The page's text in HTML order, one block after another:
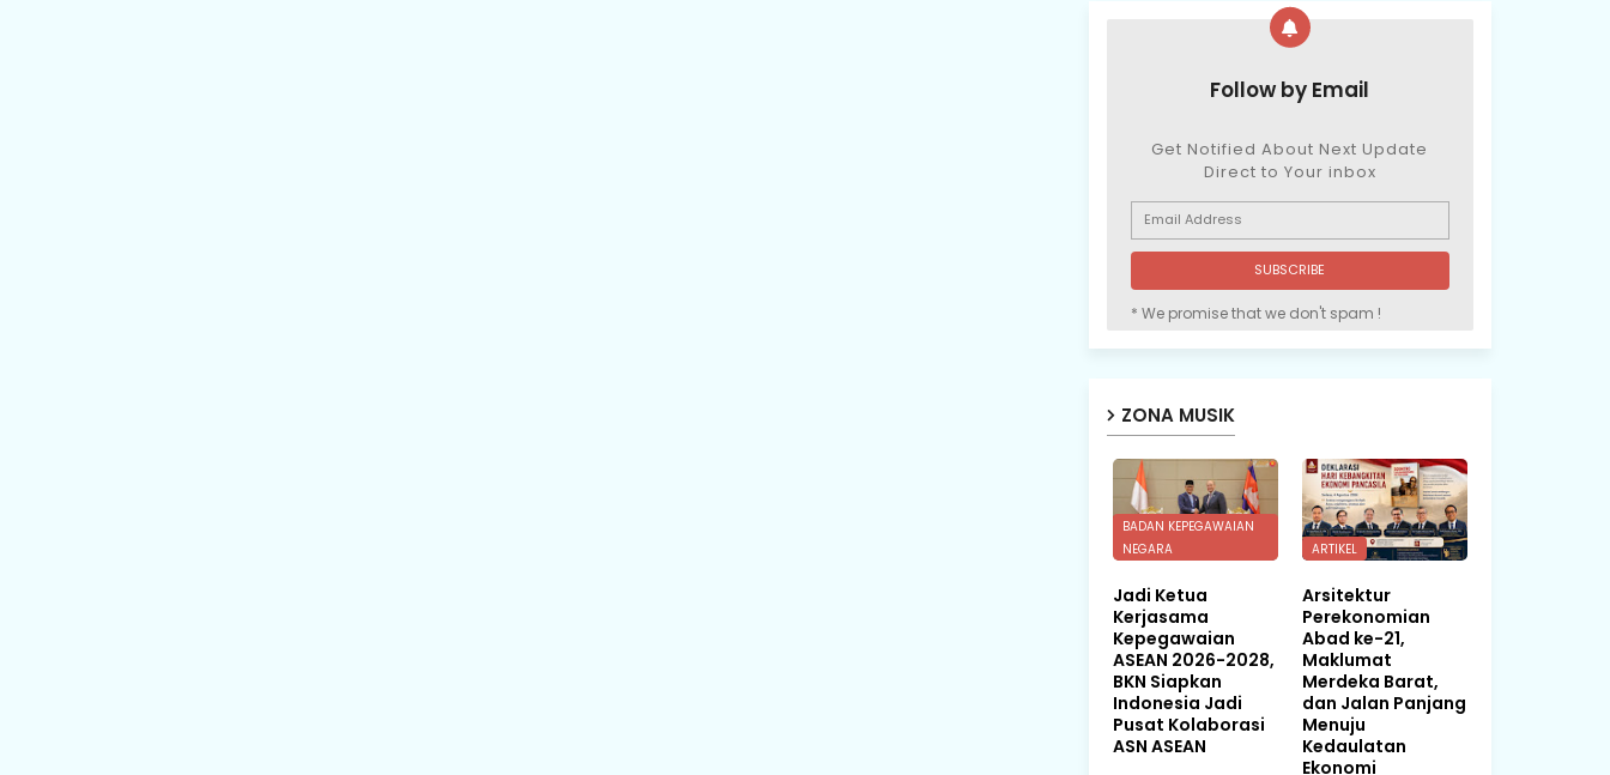
Follow by Email
Get Notified About Next Update
Direct to Your inbox
* We promise that we don't spam !
ZONA MUSIK
BADAN KEPEGAWAIAN
NEGARA
Jadi Ketua
Kerjasama
Kepegawaian
ASEAN 2026-2028,
BKN Siapkan
Indonesia Jadi
Pusat Kolaborasi
ASN ASEAN
ARTIKEL
Arsitektur
Perekonomian
Abad ke-21,
Maklumat
Merdeka Barat,
dan Jalan Panjang
Menuju
Kedaulatan
Ekonomi